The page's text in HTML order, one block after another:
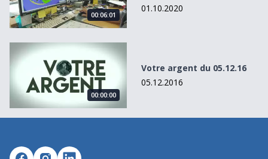
00:06:01
01.10.2020
Votre argent du 05.12.16
00:00:00
Votre argent du 05.12.16
05.12.2016